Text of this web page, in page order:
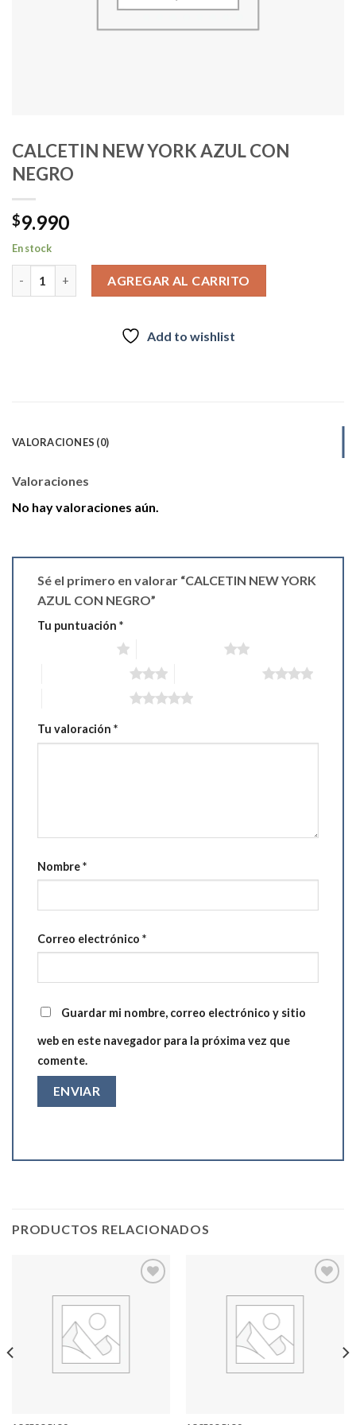
CALCETIN NEW YORK AZUL CON
NEGRO
$9.990
En stock
AGREGAR AL CARRITO
Add to wishlist
VALORACIONES (0)
Valoraciones
No hay valoraciones aún.
Sé el primero en valorar “CALCETIN NEW YORK
AZUL CON NEGRO”
Tu puntuación *
Tu valoración *
Nombre*
Correo electrónico *
Guardar mi nombre, correo electrónico y sitio
web en este navegador para la próxima vez que
comente.
PRODUCTOS RELACIONADOS